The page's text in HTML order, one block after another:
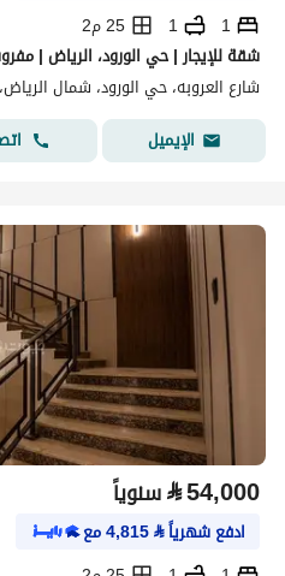
1
1
25 م2
شقة للإيجار | حي الورود، الرياض |
شارع العروبه، حي الورود، شمال
الإيميل
⃁54,000 سنوياً
ادفع شهرياً⃁
4,815مع